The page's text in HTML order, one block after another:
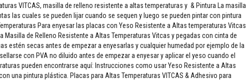
VITCAS, masilla de relleno resistente a altas temperaturas y & Pintura La masilla
las cuales se pueden lijar cuando se sequen y luego se pueden pintar con pintura
Para enyesar las placas con Yeso Resistente a Altas temperaturas Vitcas
de Relleno Resistente a Altas Temperaturas Vitcas y pegadas con cinta de
estén secas antes de empezar a enyesarlas y cualquier humedad por ejemplo de la
con PVA no diluido antes de empezar a enyesar y aplicar el yeso cuando el
pueden encontrarse aquí: Instrucciones como usar Yeso Resistente a Altas
una pintura plástica. Placas para Altas Temperaturas VITCAS & Adhesivo para